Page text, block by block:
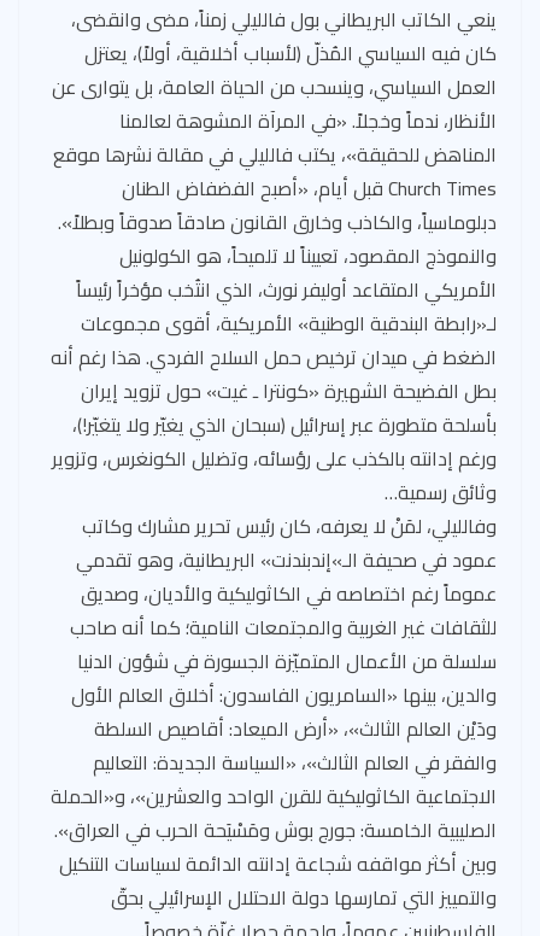
ينعي الكاتب البريطاني بول فالليلي زمناً، مضى وانقضى،
كان فيه السياسي المُذلّ (لأسباب أخلاقية، أولاً)، يعتزل
العمل السياسي، وينسحب من الحياة العامة، بل يتوارى عن
الأنظار، ندماً وخجلاً. «في المرآة المشوهة لعالمنا
المناهض للحقيقة»، يكتب فالليلي في مقالة نشرها موقع
Church Times قبل أيام، «أصبح الفضفاض الطنان
دبلوماسياً، والكاذب وخارق القانون صادقاً صدوقاً وبطلاً».
والنموذج المقصود، تعييناً لا تلميحاً، هو الكولونيل
الأمريكي المتقاعد أوليفر نورث، الذي انتُخب مؤخراً رئيساً
لـ«رابطة البندقية الوطنية» الأمريكية، أقوى مجموعات
الضغط في ميدان ترخيص حمل السلاح الفردي. هذا رغم أنه
بطل الفضيحة الشهيرة «كونترا ـ غيت» حول تزويد إيران
بأسلحة متطورة عبر إسرائيل (سبحان الذي يغيّر ولا يتغيّر!)،
ورغم إدانته بالكذب على رؤسائه، وتضليل الكونغرس، وتزوير
وثائق رسمية…
وفالليلي، لمَنْ لا يعرفه، كان رئيس تحرير مشارك وكاتب
عمود في صحيفة الـ»إندبندنت» البريطانية، وهو تقدمي
عموماً رغم اختصاصه في الكاثوليكية والأديان، وصديق
للثقافات غير الغربية والمجتمعات النامية؛ كما أنه صاحب
سلسلة من الأعمال المتميّزة الجسورة في شؤون الدنيا
والدين، بينها «السامريون الفاسدون: أخلاق العالم الأول
ودَيْن العالم الثالث»، «أرض الميعاد: أقاصيص السلطة
والفقر في العالم الثالث»، «السياسة الجديدة: التعاليم
الاجتماعية الكاثوليكية للقرن الواحد والعشرين»، و«الحملة
الصليبية الخامسة: جورج بوش ومَسْيَحة الحرب في العراق».
وبين أكثر مواقفه شجاعة إدانته الدائمة لسياسات التنكيل
والتمييز التي تمارسها دولة الاحتلال الإسرائيلي بحقّ